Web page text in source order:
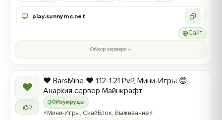
play.sunnymc.net
Сайт
Обзор сервера
❤
0
0 Изумруды
❤️ BarsMine ❤️ 1.12-1.21 PvP, Мини-Игры 😡
Анархия сервер Майнкрафт
⚡Мини-Игры, СкайБлок, Выживание⚡